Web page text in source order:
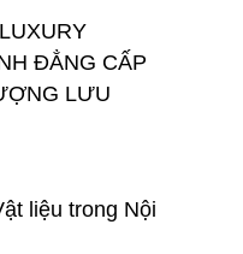
ĐẲNG CẤP
LƯU
liệu trong Nội